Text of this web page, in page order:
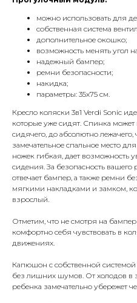
можно использовать для
собственная система
дополнительное окошко;
возможность менять угол
надежный бампер;
ремни безопасности;
накидка;
параметры: 35х75 см.
Кресло коляски 3в1 Verdi Sonic
которые уже сидят. Спинка может
сидячего, до абсолютно
замечательное спальное место
ножек гибкая, дает возможность
сидения. За безопасность
отвечает бампер, а также ремни
мягкими накладками и замком,
взрослый.
Отметим, что не смотря на
комфортно себя чувствовать в
движениях.
Капюшон с собственной
без лишних шумов. От холодов в
ребенка замечательно убережет